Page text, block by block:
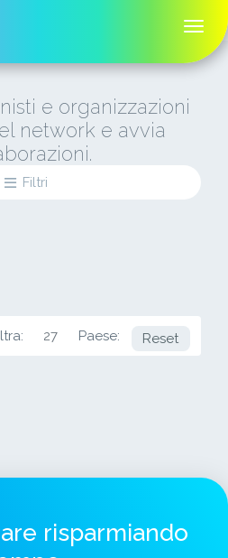
e organizzazioni
network e avvia
Filtri
27 Paese: BD
Reset
risparmiando